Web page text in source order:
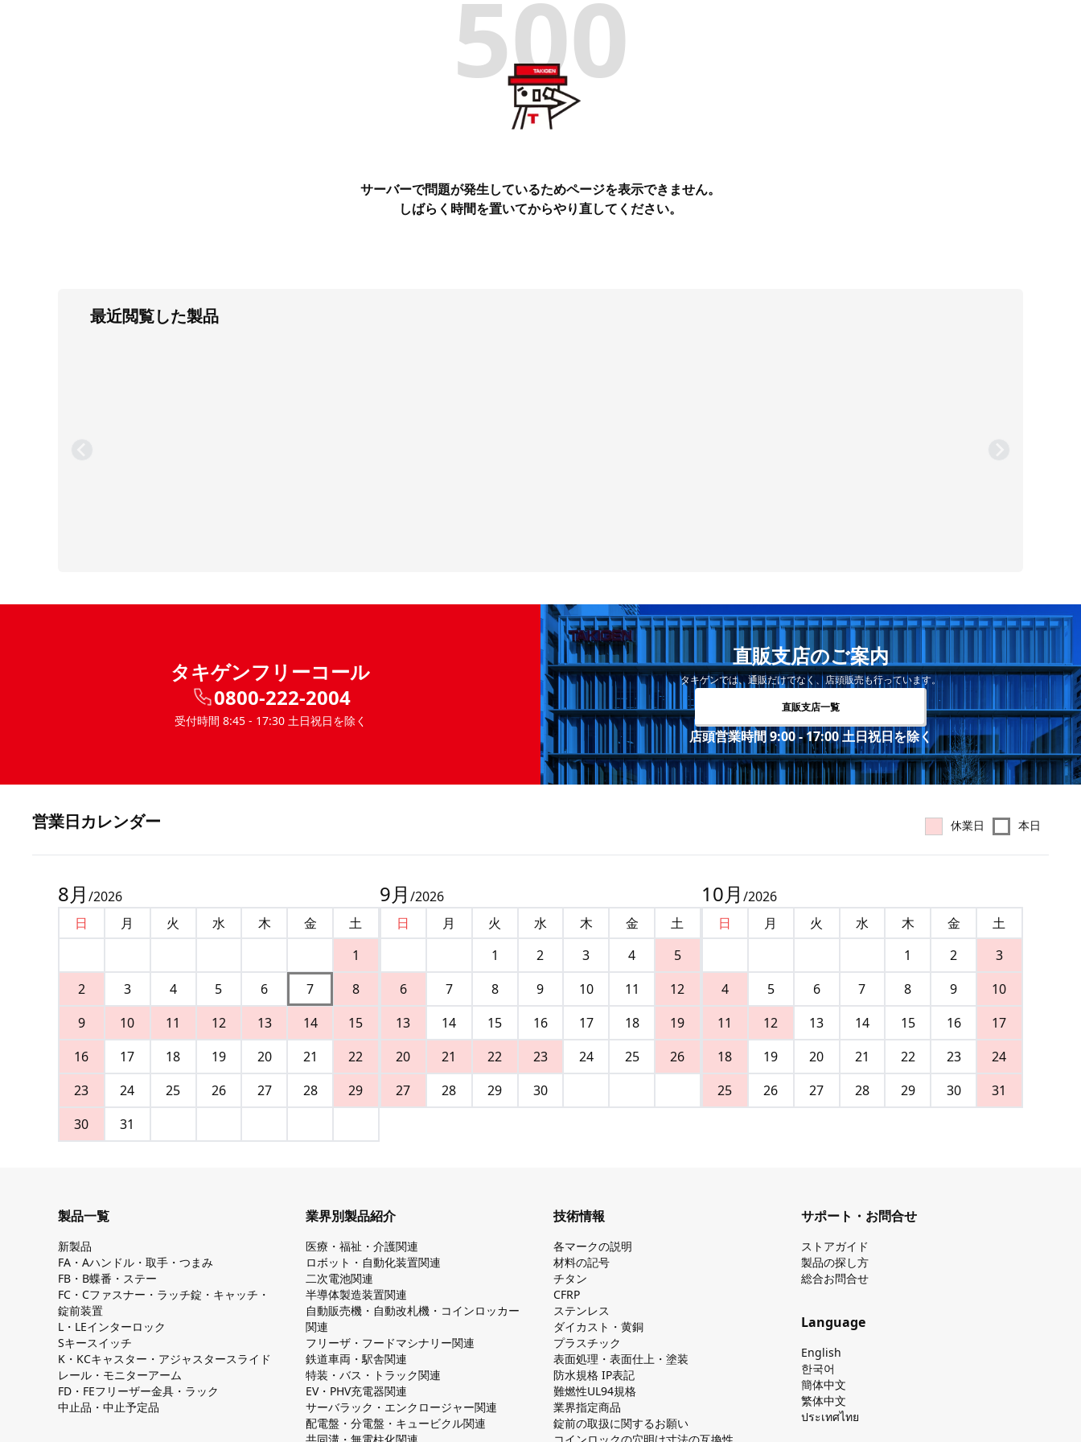
500
サーバーで問題が発生しているためページを表示できません。
しばらく時間を置いてからやり直してください。
最近閲覧した製品
タキゲンフリーコール
0800-222-2004
受付時間 8:45 - 17:30 土日祝日を除く
直販支店のご案内
タキゲンでは、通販だけでなく、店頭販売も行っています。
直販支店一覧
店頭営業時間 9:00 - 17:00 土日祝日を除く
営業⽇カレンダー 休業日 本日
8月 /2026
日
月 火 水 木 金
土
1
2
3 4 5 6 7
8
9
10 11 12 13 14
15
16
17 18 19 20 21
22
23
24 25 26 27 28
29
30
31
9月 /2026
日
月 火 水 木 金
土
1
2 3 4
5
6
7 8 9 10 11
12
13
14 15 16 17 18
19
20
21 22 23 24 25
26
27
28 29 30
10月 /2026
日
月 火 水 木 金
土
1
2
3
4
5 6 7 8 9
10
11
12 13 14 15 16
17
18
19 20 21 22 23
24
25
26 27 28 29 30 31
製品一覧
新製品
FA・Aハンドル・取手・つまみ
FB・B蝶番・ステー
FC・Cファスナー・ラッチ錠・キャッチ・
錠前装置
L・LEインターロック
Sキースイッチ
K・KCキャスター・アジャスタースライド
レール・モニターアーム
FD・FEフリーザー金具・ラック
中止品・中止予定品
業界別製品紹介
医療・福祉・介護関連
ロボット・自動化装置関連
二次電池関連
半導体製造装置関連
自動販売機・自動改札機・コインロッカー
関連
フリーザ・フードマシナリー関連
鉄道車両・駅舎関連
特装・バス・トラック関連
EV・PHV充電器関連
サーバラック・エンクロージャー関連
配電盤・分電盤・キュービクル関連
技術情報
各マークの説明
材料の記号
チタン
CFRP
ステンレス
ダイカスト・⻩銅
プラスチック
表面処理・表面仕上・塗装
防⽔規格 IP表記
難燃性UL94規格
業界指定商品
錠前の取扱に関するお願い
サポート・お問合せ
ストアガイド
製品の探し⽅
総合お問合せ
Language
English
한국어
簡体中文
繁体中文
ประเทศไทย